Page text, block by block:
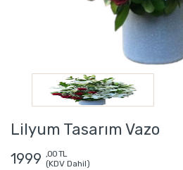
Lilyum Tasarım Vazo
1999 ,00 TL
(KDV Dahil)